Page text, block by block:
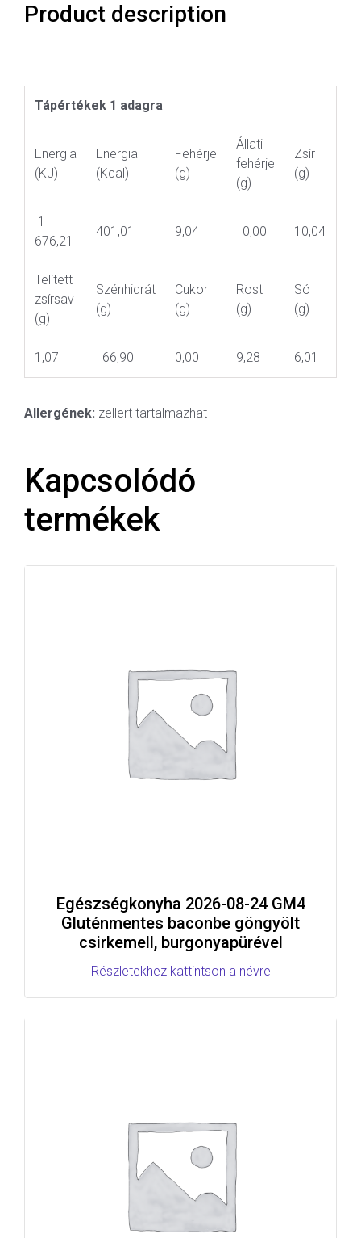
Product description
Tápértékek 1 adagra
Energia
(KJ)
Energia
(Kcal)
Fehérje
(g)
Állati
fehérje
(g)
Zsír
(g)
1
676,21
401,01 9,04 0,00 10,04
Telített
zsírsav
(g)
Szénhidrát
(g)
Cukor
(g)
Rost
(g)
Só
(g)
1,07 66,90 0,00 9,28 6,01
Allergének: zellert tartalmazhat
Kapcsolódó
termékek
Egészségkonyha 2026-08-24 GM4
Gluténmentes baconbe göngyölt
csirkemell, burgonyapürével
Részletekhez kattintson a névre